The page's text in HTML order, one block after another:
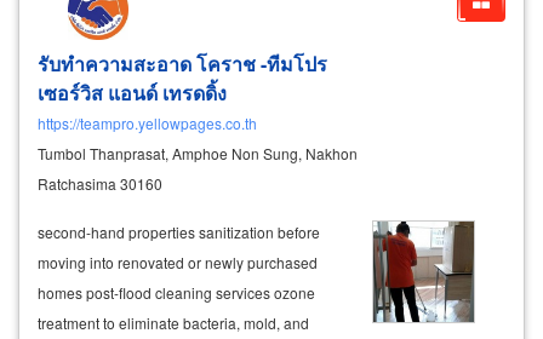
รับทำความสะอาด โคราช -ทีมโปร
เซอร์วิส แอนด์ เทรดดิ้ง
https://teampro.yellowpages.co.th
Tumbol Thanprasat, Amphoe Non Sung, Nakhon
Ratchasima 30160
second-hand properties sanitization before
moving into renovated or newly purchased
homes post-flood cleaning services ozone
treatment to eliminate bacteria, mold, and